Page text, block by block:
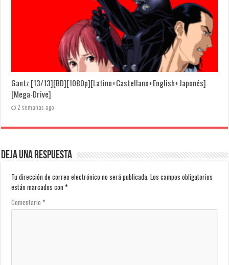
Gantz [13/13][BD][1080p][Latino+Castellano+English+Japonés]
[Mega-Drive]
2 semanas ago
Deja una respuesta
Tu dirección de correo electrónico no será publicada. Los campos obligatorios
están marcados con*
Comentario*